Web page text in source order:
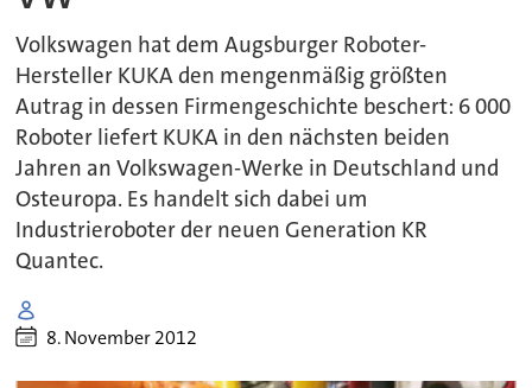
Volkswagen hat dem Augsburger Roboter-
Hersteller KUKA den mengenmäßig größten
Autrag in dessen Firmengeschichte beschert: 6 000
Roboter liefert KUKA in den nächsten beiden
Jahren an Volkswagen-Werke in Deutschland und
Osteuropa. Es handelt sich dabei um
Industrieroboter der neuen Generation KR
Quantec.
8. November 2012